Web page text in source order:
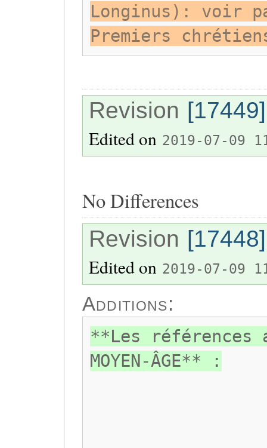
Longinus): voir
Premiers
Revision [17449]
Edited on 2019-07-09
No Differences
Revision [17448]
Edited on 2019-07-09
Additions:
**Les références
MOYEN-ÂGE** :